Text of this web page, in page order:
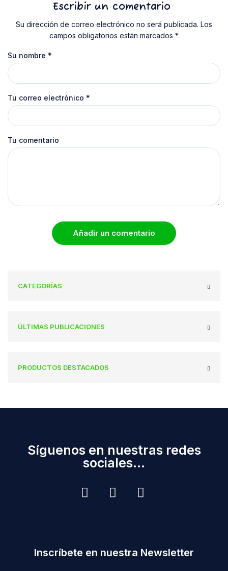
Escribir un comentario
Su dirección de correo electrónico no será publicada. Los
campos obligatorios están marcados *
Su nombre *
Tu correo electrónico *
Tu comentario
Añadir un comentario
CATEGORÍAS
ÚLTIMAS PUBLICACIONES
PRODUCTOS DESTACADOS
Síguenos en nuestras redes
sociales...
Inscríbete en nuestra Newsletter